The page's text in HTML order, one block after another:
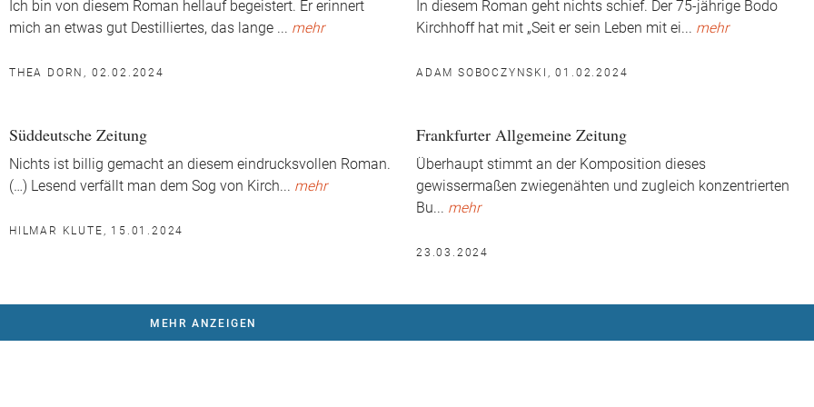
Ich bin von diesem Roman hellauf begeistert. Er erinnert
mich an etwas gut Destilliertes, das lange ... mehr
THEA DORN, 02.02.2024
In diesem Roman geht nichts schief. Der 75-jährige Bodo
Kirchhoff hat mit „Seit er sein Leben mit ei... mehr
ADAM SOBOCZYNSKI, 01.02.2024
Süddeutsche Zeitung
Nichts ist billig gemacht an diesem eindrucksvollen Roman.
(…) Lesend verfällt man dem Sog von Kirch... mehr
HILMAR KLUTE, 15.01.2024
Frankfurter Allgemeine Zeitung
Überhaupt stimmt an der Komposition dieses
gewissermaßen zwiegenähten und zugleich konzentrierten
Bu... mehr
23.03.2024
MEHR ANZEIGEN